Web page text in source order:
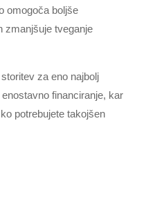
omogoča boljše
zmanjšuje tveganje
za eno najbolj
financiranje, kar
potrebujete takojšen